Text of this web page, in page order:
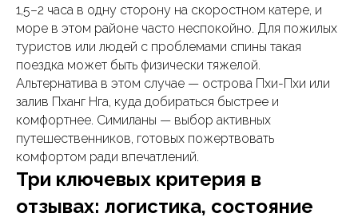
1,5–2 часа в одну сторону на скоростном катере, и
море в этом районе часто неспокойно. Для пожилых
туристов или людей с проблемами спины такая
поездка может быть физически тяжелой.
Альтернатива в этом случае — острова Пхи-Пхи или
залив Пханг Нга, куда добираться быстрее и
комфортнее. Симиланы — выбор активных
путешественников, готовых пожертвовать
комфортом ради впечатлений.
Три ключевых критерия в
отзывах: логистика, состояние